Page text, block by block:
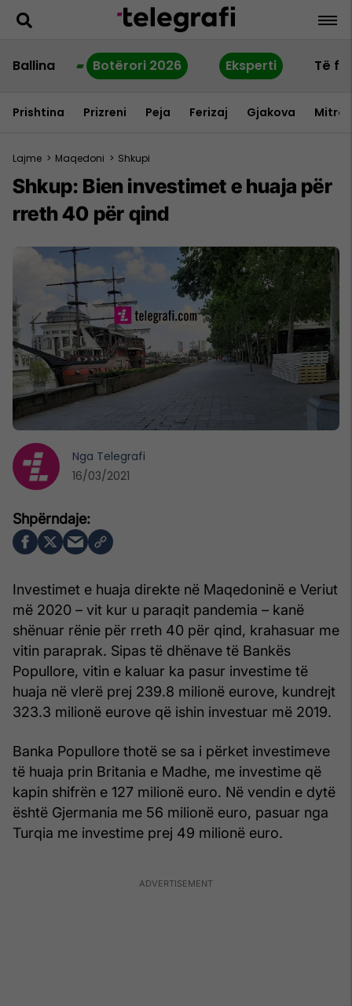
Ballina Botërori 2026 Eksperti Të
Prishtina Prizreni Peja Ferizaj Gjakova
Lajme > Maqedoni > Shkupi
Shkup: Bien investimet e huaja për
rreth 40 për qind
Investimet e huaja direkte në Maqedoninë e Veriut
më 2020 – vit kur u paraqit pandemia – kanë
shënuar rënie për rreth 40 për qind, krahasuar me
vitin paraprak. Sipas të dhënave të Bankës
Popullore, vitin e kaluar ka pasur investime të
huaja në vlerë prej 239.8 milionë eurove, kundrejt
323.3 milionë eurove që ishin investuar më 2019.
Banka Popullore thotë se sa i përket investimeve
të huaja prin Britania e Madhe, me investime që
kapin shifrën e 127 milionë euro. Në vendin e dytë
është Gjermania me 56 milionë euro, pasuar nga
Turqia me investime prej 49 milionë euro.
Nga Telegrafi
16/03/2021